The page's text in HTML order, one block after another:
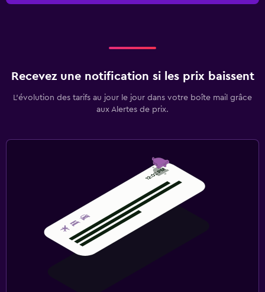
Recevez une notification si les prix baissent
L’évolution des tarifs au jour le jour dans votre boîte mail grâce
aux Alertes de prix.